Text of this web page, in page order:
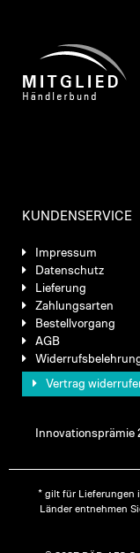
KUNDENSERVICE
Impressum
Datenschutz
Lieferung
Zahlungsarten
Bestellvorgang
AGB
Vertrag
* gilt für Lieferungen
Länder entnehmen